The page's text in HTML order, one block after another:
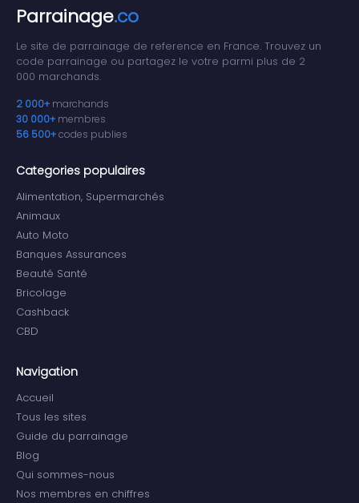
Parrainage.co
Le site de parrainage de reference en France. Trouvez un
code parrainage ou partagez le votre parmi plus de 2
000 marchands.
2 000+ marchands
30 000+ membres
56 500+codes publies
Categories populaires
Alimentation, Supermarchés
Animaux
Auto Moto
Banques Assurances
Beauté Santé
Bricolage
Cashback
CBD
Navigation
Accueil
Tous les sites
Guide du parrainage
Blog
Qui sommes-nous
Nos membres en chiffres